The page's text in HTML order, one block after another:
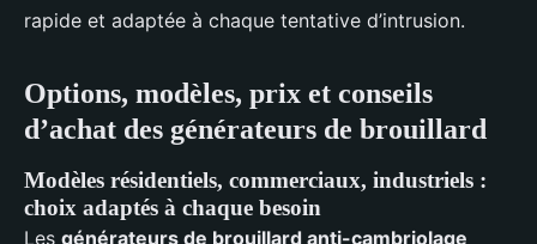
rapide et adaptée à chaque tentative d’intrusion.
Options, modèles, prix et conseils
d’achat des générateurs de brouillard
Modèles résidentiels, commerciaux, industriels :
choix adaptés à chaque besoin
Les générateurs de brouillard anti-cambriolage